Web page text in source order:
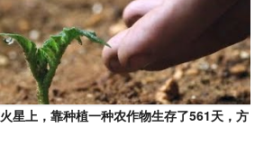
星上，靠种植一种农作物生存了561天，方